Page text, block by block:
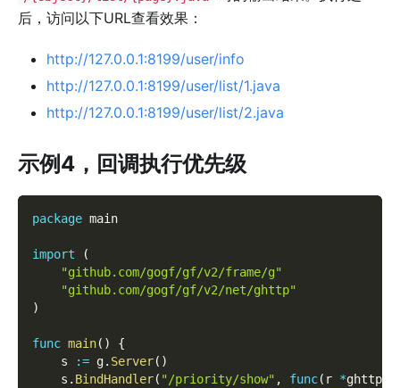
后，访问以下URL查看效果：
http://127.0.0.1:8199/user/info
http://127.0.0.1:8199/user/list/1.java
http://127.0.0.1:8199/user/list/2.java
示例4，回调执行优先级
package main
import
(
"github.com/gogf/gf/v2/frame/g"
"github.com/gogf/gf/v2/net/ghttp"
)
func main( )
{
    s
:= g. Server( )
    s
. BindHandler( "/priority/show" , func( r *ghttp